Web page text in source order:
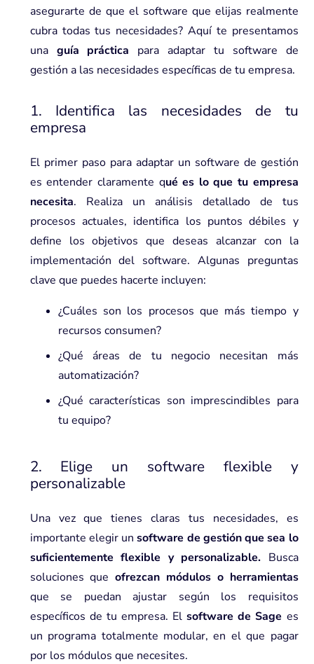
asegurarte de que el software que elijas realmente
cubra todas tus necesidades? Aquí te presentamos
una guía práctica para adaptar tu software de
gestión a las necesidades específicas de tu empresa.
1. Identifica las necesidades de tu
empresa
El primer paso para adaptar un software de gestión
es entender claramente qué es lo que tu empresa
necesita. Realiza un análisis detallado de tus
procesos actuales, identifica los puntos débiles y
define los objetivos que deseas alcanzar con la
implementación del software. Algunas preguntas
clave que puedes hacerte incluyen:
¿Cuáles son los procesos que más tiempo y
recursos consumen?
¿Qué áreas de tu negocio necesitan más
automatización?
¿Qué características son imprescindibles para
tu equipo?
2. Elige un software flexible y
personalizable
Una vez que tienes claras tus necesidades, es
importante elegir unsoftware de gestión que sea lo
suficientemente flexible y personalizable. Busca
soluciones queofrezcan módulos o herramientas
que se puedan ajustar según los requisitos
específicos de tu empresa. Elsoftware de Sage es
un programa totalmente modular, en el que pagar
por los módulos que necesites.